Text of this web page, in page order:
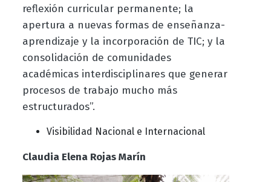
reflexión curricular permanente; la
apertura a nuevas formas de enseñanza-
aprendizaje y la incorporación de TIC; y la
consolidación de comunidades
académicas interdisciplinares que generar
procesos de trabajo mucho más
estructurados”.
Visibilidad Nacional e Internacional
Claudia Elena Rojas Marín